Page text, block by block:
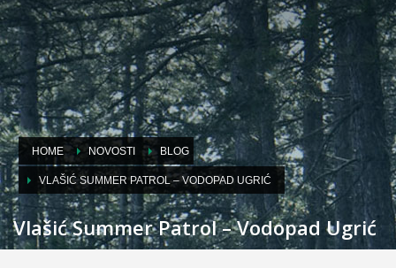
HOME NOVOSTI BLOG
VLAŠIĆ SUMMER PATROL – VODOPAD UGRIĆ
Vlašić Summer Patrol – Vodopad Ugrić